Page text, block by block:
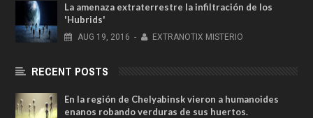
La amenaza extraterrestre la infiltración de los
'Hubrids'
AUG 19, 2016 - EXTRANOTIX MISTERIO
RECENT POSTS
En la región de Chelyabinsk vieron a humanoides
enanos robando verduras de sus huertos.